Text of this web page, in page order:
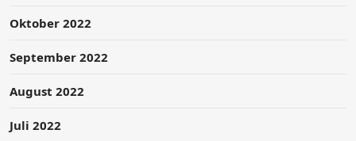
Oktober 2022
September 2022
August 2022
Juli 2022